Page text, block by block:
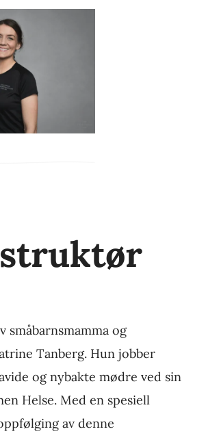
småbarnsmamma og
Tanberg. Hun jobber
og nybakte mødre ved sin
Helse. Med en spesiell
av denne